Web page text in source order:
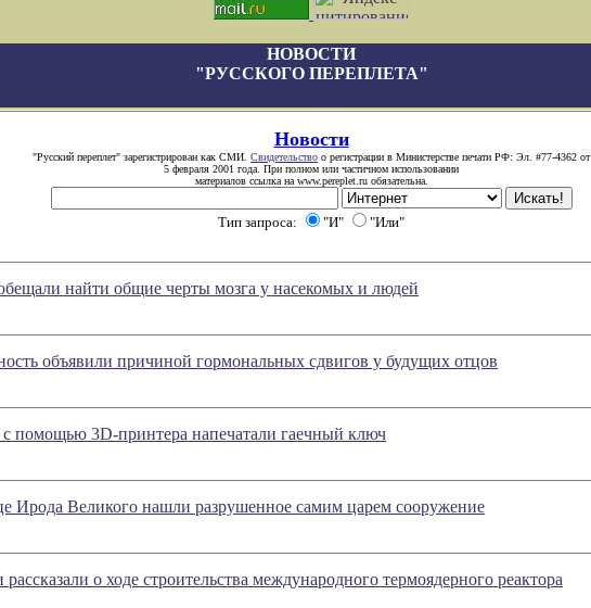
НОВОСТИ
"РУССКОГО ПЕРЕПЛЕТА"
Новости
"Русский переплет" зарегистрирован как СМИ. Свидетельство о регистрации в Министерстве печати РФ: Эл. #77-4362 от
5 февраля 2001 года. При полном или частичном использовании
материалов ссылка на www.pereplet.ru обязательна.
Тип запроса: "И" "Или"
найти общие черты мозга у насекомых и людей
объявили причиной гормональных сдвигов у будущих отцов
помощью 3D-принтера напечатали гаечный ключ
Ирода Великого нашли разрушенное самим царем сооружение
о ходе строительства международного термоядерного реактора